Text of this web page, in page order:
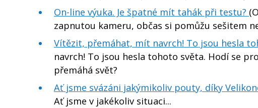
On-line výuka. Je špatné mít tahák při testu?
zapnutou kameru, občas si pomůžu sešitem
Vítězit, přemáhat, mít navrch! To jsou hesla
navrch! To jsou hesla tohoto světa. Hodí se
přemáhá svět?
Ať jsme svázáni jakýmikoliv pouty, díky
Ať jsme v jakékoliv situaci...